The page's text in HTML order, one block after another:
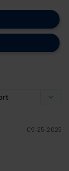
09-25-2025